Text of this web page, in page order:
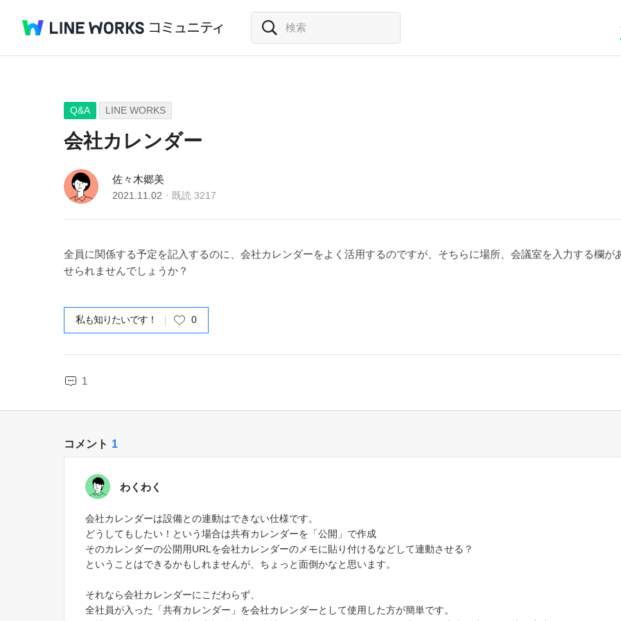
Q&A LINE WORKS
会社カレンダー
佐々木郷美
2021.11.02 既読 3217
全員に関係する予定を記入するのに、会社カレンダーをよく活用するのですが、そちらに場所、会議室を入力する欄
せられませんでしょうか？
私も知りたいです！ 0
1
コメント 1
わくわく
会社カレンダーは設備との連動はできない仕様です。
どうしてもしたい！という場合は共有カレンダーを「公開」で作成
そのカレンダーの公開用URLを会社カレンダーのメモに貼り付けるなどして連動させる？
ということはできるかもしれませんが、ちょっと面倒かなと思います。
それなら会社カレンダーにこだわらず、
全社員が入った「共有カレンダー」を会社カレンダーとして使用した方が簡単です。